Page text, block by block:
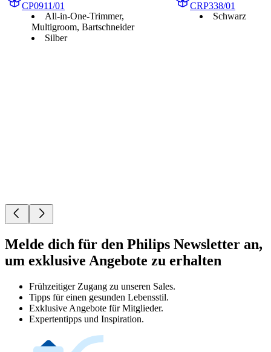
CP0911/01
All-in-One-Trimmer,
Multigroom, Bartschneider
Silber
CRP338/01
Schwarz
Melde dich für den Philips Newsletter an,
um exklusive Angebote zu erhalten
Frühzeitiger Zugang zu unseren Sales.
Tipps für einen gesunden Lebensstil.
Exklusive Angebote für Mitglieder.
Expertentipps und Inspiration.